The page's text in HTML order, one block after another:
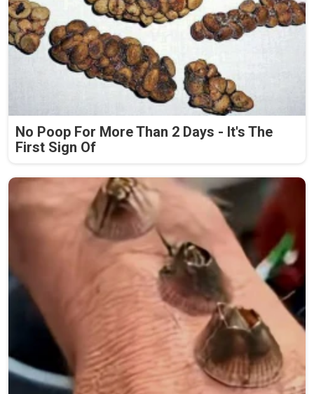
No Poop For More Than 2 Days - It's The
First Sign Of